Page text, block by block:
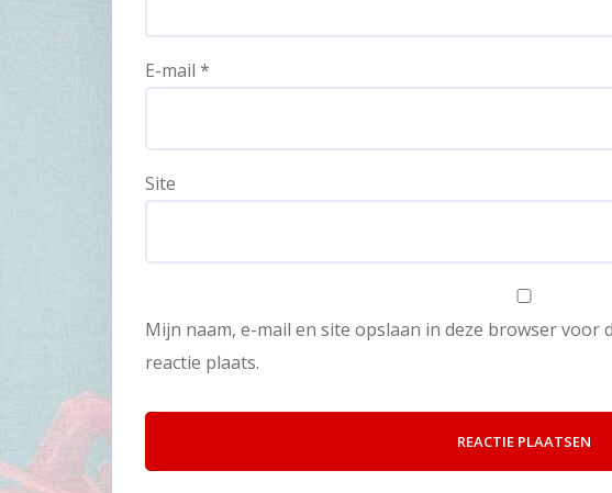
E-mail *
Site
Mijn naam, e-mail en site opslaan in deze browser voor
reactie plaats.